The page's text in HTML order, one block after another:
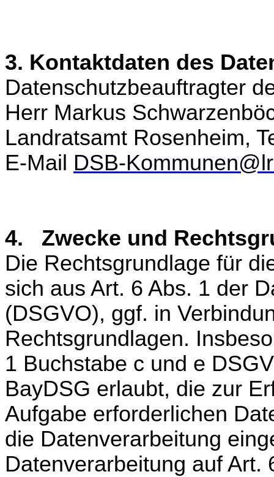
3. Kontaktdaten des
Datenschutzbeauftragter
Herr Markus
Landratsamt Rosenheim,
E-Mail DSB-
4. Zwecke und
Die Rechtsgrundlage für
sich aus Art. 6 Abs. 1 der
(DSGVO), ggf. in
Rechtsgrundlagen.
1 Buchstabe c und e
BayDSG erlaubt, die zur
Aufgabe erforderlichen
die Datenverarbeitung
Datenverarbeitung auf Art.